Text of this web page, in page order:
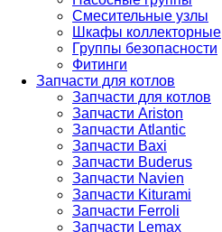
Смесительные узлы
Шкафы коллекторные
Группы безопасности
Фитинги
Запчасти для котлов
Запчасти для котлов
Запчасти Ariston
Запчасти Atlantic
Запчасти Baxi
Запчасти Buderus
Запчасти Navien
Запчасти Kiturami
Запчасти Ferroli
Запчасти Lemax